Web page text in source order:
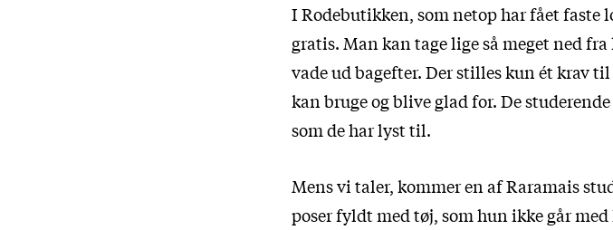
I Rodebutikken, som netop har fået faste
gratis. Man kan tage lige så meget ned
vade ud bagefter. Der stilles kun ét krav
kan bruge og blive glad for. De
som de har lyst til.
Mens vi taler, kommer en af Raramais
poser fyldt med tøj, som hun ikke går